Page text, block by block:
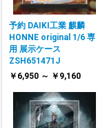
予約 DAIKI工業 麒麟
HONNE original 1/6 専
用 展示ケース
ZSH651471J
￥6,950 ～ ￥9,160